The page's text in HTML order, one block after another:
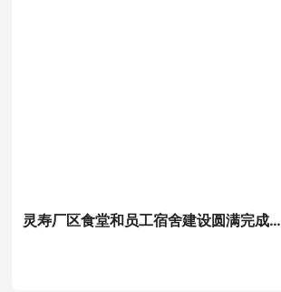
灵寿厂区食堂和员工宿舍建设圆满完成，